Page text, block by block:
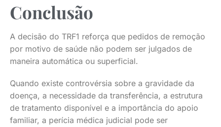
Conclusão
A decisão do TRF1 reforça que pedidos de remoção
por motivo de saúde não podem ser julgados de
maneira automática ou superficial.
Quando existe controvérsia sobre a gravidade da
doença, a necessidade da transferência, a estrutura
de tratamento disponível e a importância do apoio
familiar, a perícia médica judicial pode ser